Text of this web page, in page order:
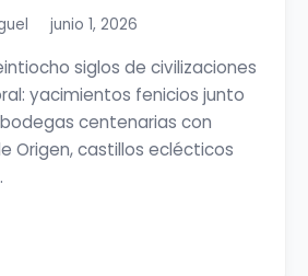
junio 1, 2026
siglos de civilizaciones
yacimientos fenicios junto
centenarias con
Origen, castillos eclécticos